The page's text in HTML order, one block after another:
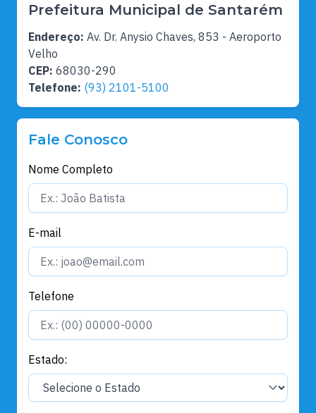
Prefeitura Municipal de Santarém
Endereço: Av. Dr. Anysio Chaves, 853 - Aeroporto
Velho
CEP: 68030-290
Telefone: (93) 2101-5100
Fale Conosco
Nome Completo
E-mail
Telefone
Estado: